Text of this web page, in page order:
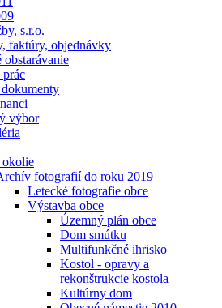
s.r.o.
faktúry, objednávky
obstarávanie
výbor
okolie
fotografií do roku 2019
Letecké fotografie obce
Výstavba obce
Územný plán obce
Dom smútku
Multifunkčné ihrisko
Kostol - opravy a
rekonštrukcie kostola
Kultúrny dom